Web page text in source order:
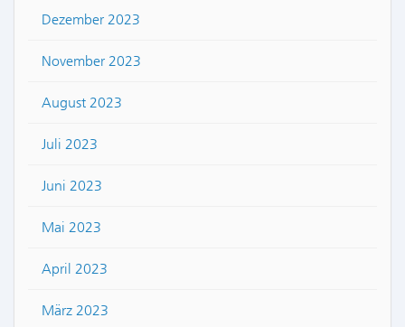
Dezember 2023
November 2023
August 2023
Juli 2023
Juni 2023
Mai 2023
April 2023
März 2023